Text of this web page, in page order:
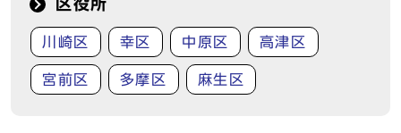
区役所
川崎区 幸区 中原区 高津区
宮前区 多摩区 麻生区